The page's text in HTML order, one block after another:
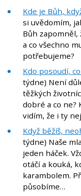
Kde je Bůh,
si uvědomím,
Bůh
a co všechno
potřebujeme?
Kdo posoudí,
týdne) Není
těžkých
dobré a co ne?
vidím, že i ty
Když běžíš,
týdne) Naše
jeden háček.
otáčí a kouká,
karambolem.
působíme…